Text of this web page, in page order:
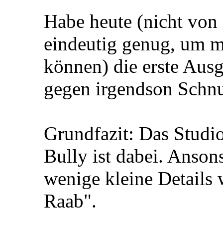
Habe heute (nicht
eindeutig genug, um
können) die erste
gegen irgendson
Grundfazit: Das
Bully ist dabei.
wenige kleine Details
Raab".